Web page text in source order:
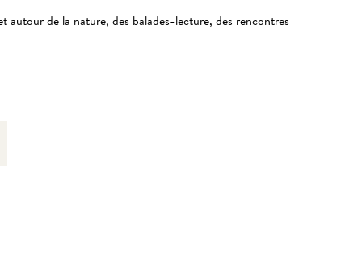
autour de la nature, des balades-lecture, des rencontres